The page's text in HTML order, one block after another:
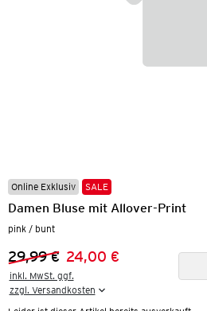
Online Exklusiv SALE
Damen Bluse mit Allover-Print
pink / bunt
Vorheriger Preis:
29,99 €
Neuer Preis:24,00 €
inkl. MwSt. ggf.
zzgl. Versandkosten